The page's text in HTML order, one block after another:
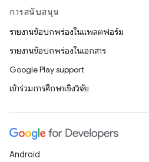
การสนับสนุน
รายงานข้อบกพร่องในแพลตฟอร์ม
รายงานข้อบกพร่องในเอกสาร
Google Play support
เข้าร่วมการศึกษาเชิงวิจัย
Android